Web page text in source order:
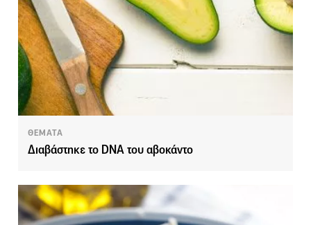
ΘΕΜΑΤΑ
Διαβάστηκε το DNA του αβοκάντο